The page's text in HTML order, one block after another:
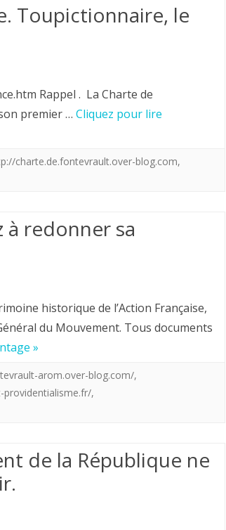
Toupictionnaire, le
Rappel . La Charte de
premier … Cliquez pour lire
charte.de.fontevrault.over-blog.com,
à redonner sa
historique de l’Action Française,
du Mouvement. Tous documents
»
arom.over-blog.com/,
,
de la République ne